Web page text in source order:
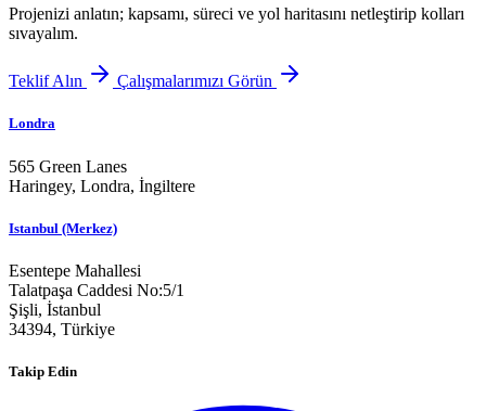
Projenizi anlatın; kapsamı, süreci ve yol haritasını netleştirip kolları
sıvayalım.
Teklif Alın Çalışmalarımızı Görün
Londra
565 Green Lanes
Haringey, Londra, İngiltere
Istanbul (Merkez)
Esentepe Mahallesi
Talatpaşa Caddesi No:5/1
Şişli, İstanbul
34394, Türkiye
Takip Edin